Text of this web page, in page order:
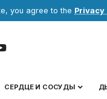
you agree to the Privacy
СЕРДЦЕ И СОСУДЫ